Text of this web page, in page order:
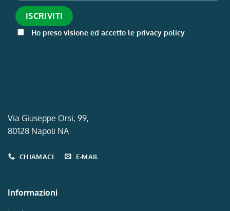
Ho preso visione ed accetto le privacy policy
Via Giuseppe Orsi, 99,
80128 Napoli NA
CHIAMACI E-MAIL
Informazioni